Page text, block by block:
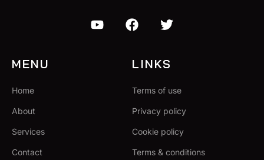
MENU
Home
About
Services
Contact
LINKS
Terms of use
Privacy policy
Cookie policy
Terms & conditions